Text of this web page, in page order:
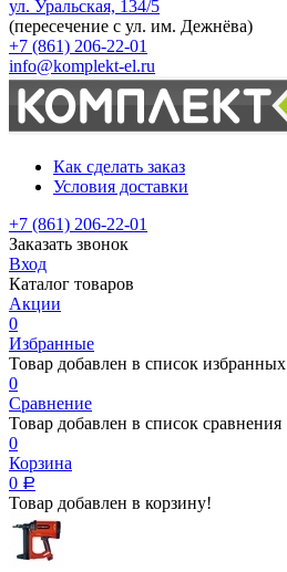
ул. Уральская, 134/5
(пересечение с ул. им. Дежнёва)
+7 (861) 206-22-01
info@komplekt-el.ru
Как сделать заказ
Условия доставки
+7 (861) 206-22-01
Заказать звонок
Вход
Каталог товаров
Акции
0
Избранные
Товар добавлен в список избранных
0
Сравнение
Товар добавлен в список сравнения
0
Корзина
0 Р
Товар добавлен в корзину!